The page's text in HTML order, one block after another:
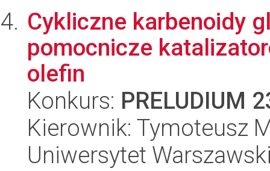
Cykliczne karbenoidy
pomocnicze
olefin
Konkurs: PRELUDIUM
Kierownik: Tymoteusz
Uniwersytet